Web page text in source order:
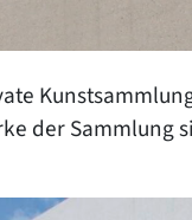
der Sammlung